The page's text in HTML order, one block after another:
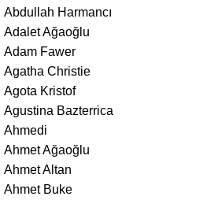
Abdullah Harmancı
Adalet Ağaoğlu
Adam Fawer
Agatha Christie
Agota Kristof
Agustina Bazterrica
Ahmedi
Ahmet Ağaoğlu
Ahmet Altan
Ahmet Buke